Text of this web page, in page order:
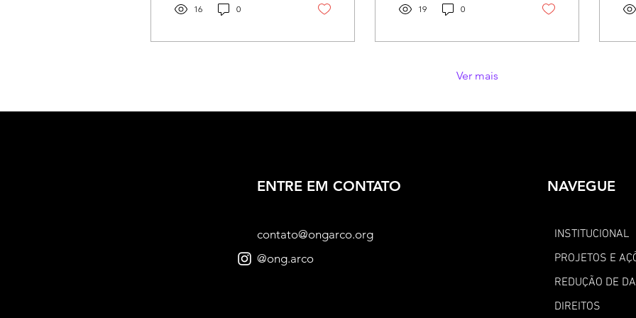
16 0
pessoas...
19 0
Ver mais
ENTRE EM CONTATO
contato@ongarco.org
@ong.arco
NAVEGUE
INSTITUCIONAL
PROJETOS E
REDUÇÃO DE
DIREITOS